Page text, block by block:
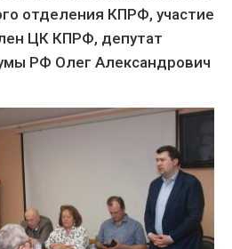
отделения КПРФ, участие
ЦК КПРФ, депутат
РФ Олег Александрович